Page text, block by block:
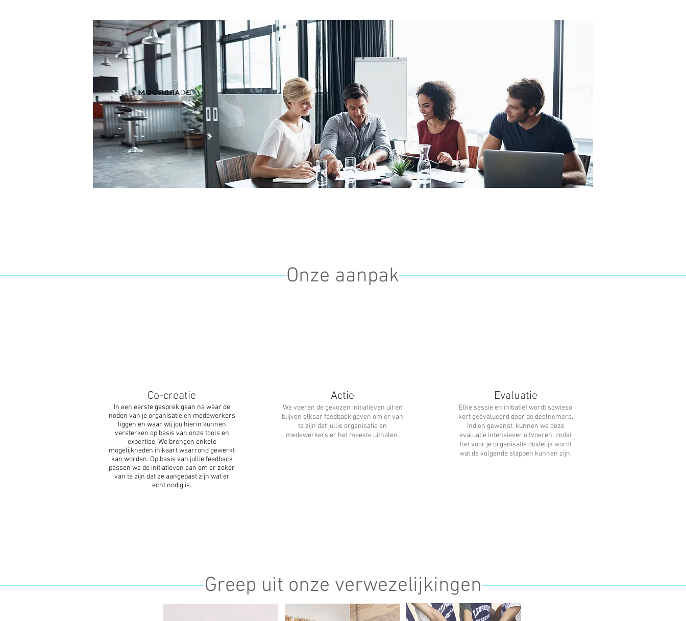
Onze aanpak
Co-creatie
In een eerste gesprek gaan na waar de
noden van je organisatie en medewerkers
liggen en waar wij jou hierin kunnen
versterken op basis van onze tools en
expertise. We brengen enkele
mogelijkheden in kaart waarrond gewerkt
kan worden. Op basis van jullie feedback
passen we de initiatieven aan om er zeker
van te zijn dat ze aangepast zijn wat er
echt nodig is.
Actie
We voeren de gekozen initiatieven uit en
blijven elkaar feedback geven om er van
te zijn dat jullie organisatie en
medewerkers er het meeste uithalen.
Evaluatie
Elke sessie en initiatief wordt sowieso
kort geëvalueerd door de deelnemers.
Indien gewenst, kunnen we deze
evaluatie intensiever uitvoeren, zodat
het voor je organisatie duidelijk wordt
wat de volgende stappen kunnen zijn.
Greep uit onze verwezelijkingen